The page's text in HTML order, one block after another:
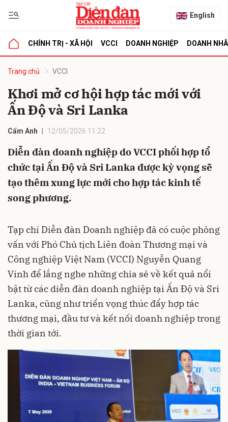
English
CHÍNH TRỊ - XÃ HỘI VCCI DOANH NGHIỆP DOANH
Trang chủ VCCI
Khơi mở cơ hội hợp tác mới với
Ấn Độ và Sri Lanka
Cẩm Anh 12/05/2026 11:22
Diễn đàn doanh nghiệp do VCCI phối hợp tổ
chức tại Ấn Độ và Sri Lanka được kỳ vọng sẽ
tạo thêm xung lực mới cho hợp tác kinh tế
song phương.
Tạp chí Diễn đàn Doanh nghiệp đã có cuộc phỏng
vấn với Phó Chủ tịch Liên đoàn Thương mại và
Công nghiệp Việt Nam (VCCI) Nguyễn Quang
Vinh để lắng nghe những chia sẻ về kết quả nổi
bật từ các diễn đàn doanh nghiệp tại Ấn Độ và Sri
Lanka, cũng như triển vọng thúc đẩy hợp tác
thương mại, đầu tư và kết nối doanh nghiệp trong
thời gian tới.
luận
Hủy